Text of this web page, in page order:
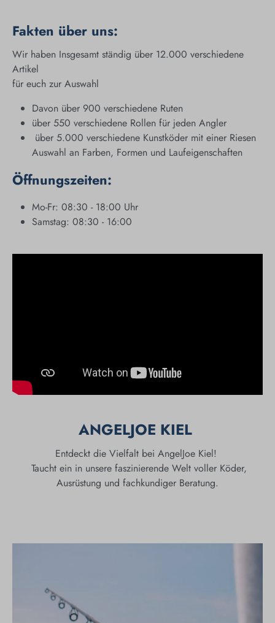
Fakten über uns:
Wir haben Insgesamt ständig über 12.000 verschiedene
Artikel
für euch zur Auswahl
Davon über 900 verschiedene Ruten
über 550 verschiedene Rollen für jeden Angler
über 5.000 verschiedene Kunstköder mit einer Riesen
Auswahl an Farben, Formen und Laufeigenschaften
Öffnungszeiten:
Mo-Fr: 08:30 - 18:00 Uhr
Samstag: 08:30 - 16:00
ANGELJOE KIEL
Entdeckt die Vielfalt bei AngelJoe Kiel!
Taucht ein in unsere faszinierende Welt voller Köder,
Ausrüstung und fachkundiger Beratung.